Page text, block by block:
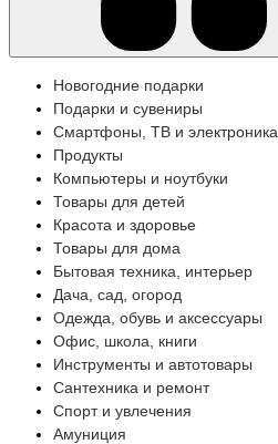
Новогодние подарки
Подарки и сувениры
Смартфоны, ТВ и электроника
Продукты
Компьютеры и ноутбуки
Товары для детей
Красота и здоровье
Товары для дома
Бытовая техника, интерьер
Дача, сад, огород
Одежда, обувь и аксессуары
Офис, школа, книги
Инструменты и автотовары
Сантехника и ремонт
Спорт и увлечения
Амуниция